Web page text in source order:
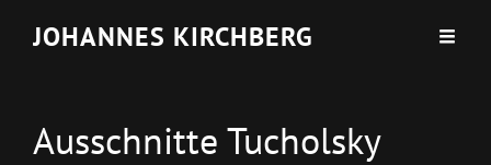
JOHANNES KIRCHBERG
Ausschnitte Tucholsky